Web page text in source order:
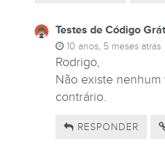
Testes de Código
10 anos, 5 meses atrás
Rodrigo,
Não existe
contrário.
RESPONDER